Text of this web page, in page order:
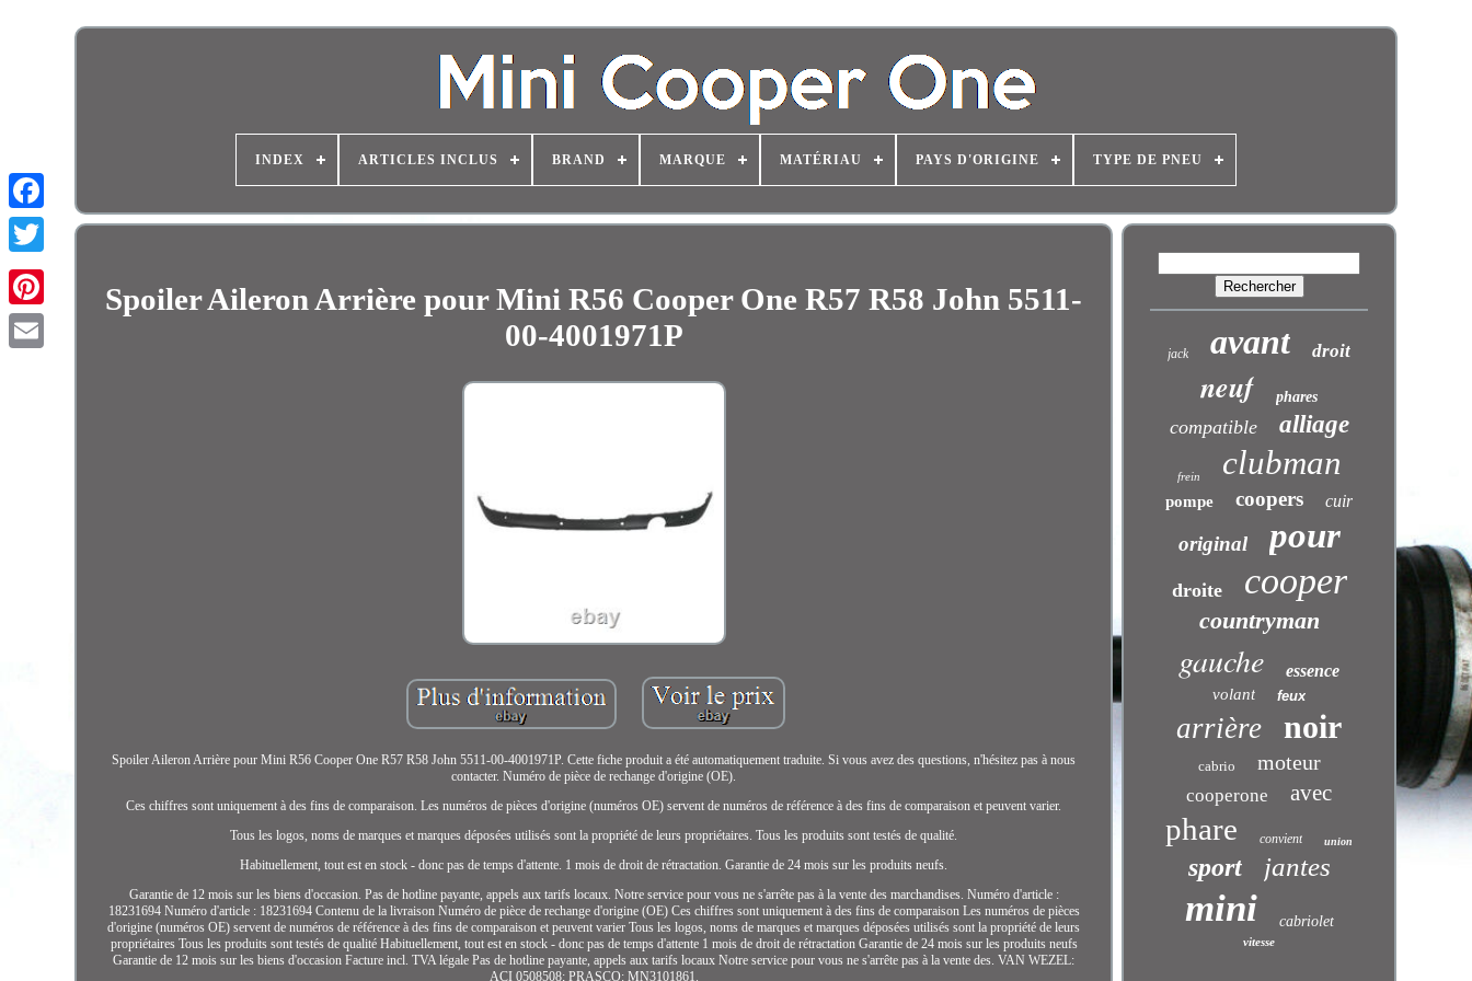
INDEX ARTICLES INCLUS BRAND MARQUE MATÉRIAU PAYS D'ORIGINE TYPE DE PNEU
Spoiler Aileron Arrière pour Mini R56 Cooper One R57 R58 John 5511-
00-4001971P
Spoiler Aileron Arrière pour Mini R56 Cooper One R57 R58 John 5511-00-4001971P. Cette fiche produit a été automatiquement traduite. Si vous avez des questions, n'hésitez pas à nous
contacter. Numéro de pièce de rechange d'origine (OE).
Ces chiffres sont uniquement à des fins de comparaison. Les numéros de pièces d'origine (numéros OE) servent de numéros de référence à des fins de comparaison et peuvent varier.
Tous les logos, noms de marques et marques déposées utilisés sont la propriété de leurs propriétaires. Tous les produits sont testés de qualité.
Habituellement, tout est en stock - donc pas de temps d'attente. 1 mois de droit de rétractation. Garantie de 24 mois sur les produits neufs.
Garantie de 12 mois sur les biens d'occasion. Pas de hotline payante, appels aux tarifs locaux. Notre service pour vous ne s'arrête pas à la vente des marchandises. Numéro d'article :
18231694 Numéro d'article : 18231694 Contenu de la livraison Numéro de pièce de rechange d'origine (OE) Ces chiffres sont uniquement à des fins de comparaison Les numéros de pièces
d'origine (numéros OE) servent de numéros de référence à des fins de comparaison et peuvent varier Tous les logos, noms de marques et marques déposées utilisés sont la propriété de leurs
propriétaires Tous les produits sont testés de qualité Habituellement, tout est en stock - donc pas de temps d'attente 1 mois de droit de rétractation Garantie de 24 mois sur les produits neufs
Garantie de 12 mois sur les biens d'occasion Facture incl. TVA légale Pas de hotline payante, appels aux tarifs locaux Notre service pour vous ne s'arrête pas à la vente des. VAN WEZEL:
ACI 0508508; PRASCO: MN3101861.
jack avant droit
neuf phares
compatible alliage
frein clubman
pompe coopers cuir
original pour
droite cooper
countryman
gauche essence
volant feux
arrière noir
cabrio moteur
cooperone avec
phare convient union
sport jantes
mini cabriolet
vitesse